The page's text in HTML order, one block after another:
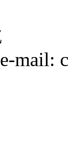
mail: